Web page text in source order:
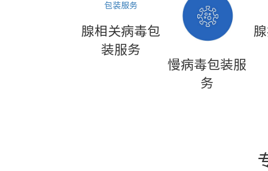
腺相关病毒包
装服务
慢病毒包装服
务